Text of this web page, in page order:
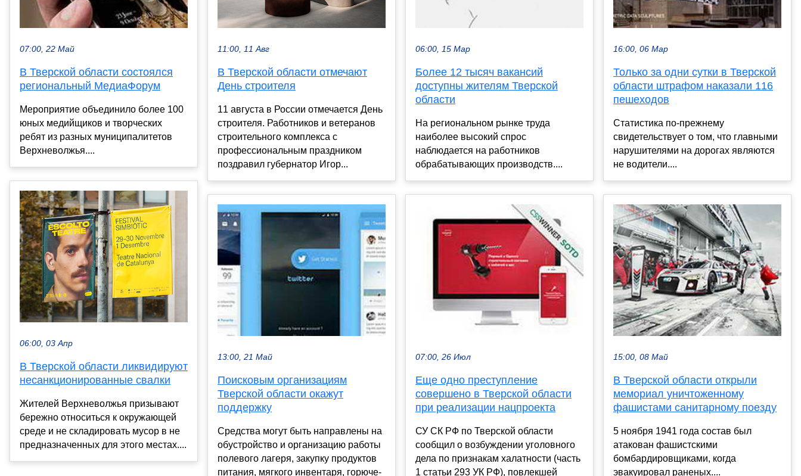
07:00, 22 Май
В Тверской области состоялся
региональный МедиаФорум
Мероприятие объединило более 100
юных медийщиков и творческих
ребят из разных муниципалитетов
Верхневолжья....
06:00, 03 Апр
В Тверской области ликвидируют
несанкционированные свалки
Жителей Верхневолжья призывают
бережно относиться к окружающей
среде и не складировать мусор в не
предназначенных для этого местах....
11:00, 11 Авг
В Тверской области отмечают
День строителя
11 августа в России отмечается День
строителя. Работников и ветеранов
строительного комплекса с
профессиональным праздником
поздравил губернатор Игор...
13:00, 21 Май
Поисковым организациям
Тверской области окажут
поддержку
Средства могут быть направлены на
обустройство и организацию работы
полевого лагеря, закупку продуктов
питания, мягкого инвентаря, горюче-
06:00, 15 Мар
Более 12 тысяч вакансий
доступны жителям Тверской
области
На региональном рынке труда
наиболее высокий спрос
наблюдается на работников
обрабатывающих производств....
07:00, 26 Июл
Еще одно преступление
совершено в Тверской области
при реализации нацпроекта
СУ СК РФ по Тверской области
сообщил о возбуждении уголовного
дела по признакам халатности (часть
1 статьи 293 УК РФ), повлекшей
16:00, 06 Мар
Только за одни сутки в Тверской
области штрафом наказали 116
пешеходов
Статистика по-прежнему
свидетельствует о том, что главными
нарушителями на дорогах являются
не водители....
15:00, 08 Май
В Тверской области открыли
мемориал уничтоженному
фашистами санитарному поезду
5 ноября 1941 года состав был
атакован фашистскими
бомбардировщиками, когда
эвакуировал раненых....